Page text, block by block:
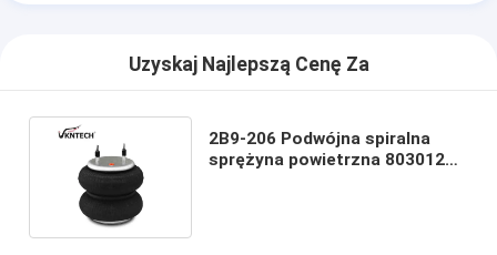
Uzyskaj Najlepszą Cenę Za
2B9-206 Podwójna spiralna
sprężyna powietrzna 8030120